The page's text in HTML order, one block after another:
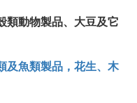
類動物製品、大豆及它
及魚類製品，花生、木